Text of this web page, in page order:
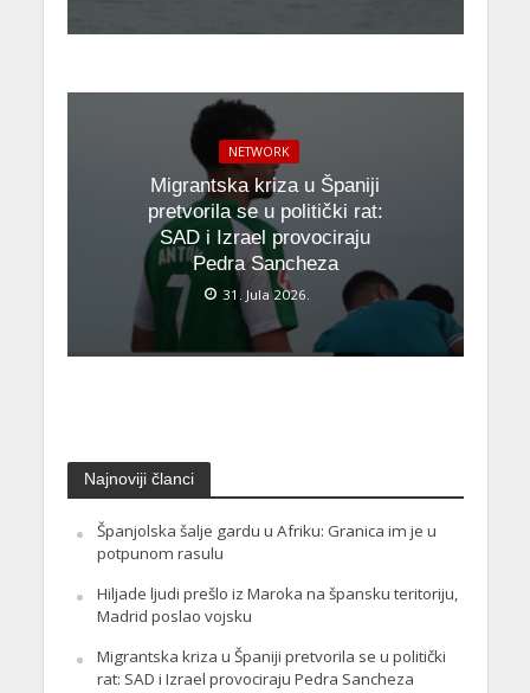
NETWORK
Migrantska kriza u Španiji
pretvorila se u politički rat:
SAD i Izrael provociraju
Pedra Sancheza
31. Jula 2026.
Najnoviji članci
Španjolska šalje gardu u Afriku: Granica im je u
potpunom rasulu
Hiljade ljudi prešlo iz Maroka na špansku teritoriju,
Madrid poslao vojsku
Migrantska kriza u Španiji pretvorila se u politički
rat: SAD i Izrael provociraju Pedra Sancheza